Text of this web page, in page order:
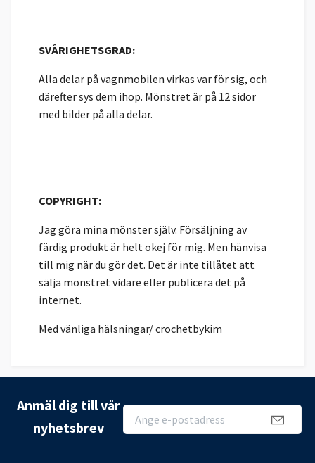
SVÅRIGHETSGRAD:
Alla delar på vagnmobilen virkas var för sig, och
därefter sys dem ihop. Mönstret är på 12 sidor
med bilder på alla delar.
COPYRIGHT:
Jag göra mina mönster själv. Försäljning av
färdig produkt är helt okej för mig. Men hänvisa
till mig när du gör det. Det är inte tillåtet att
sälja mönstret vidare eller publicera det på
internet.
Med vänliga hälsningar/ crochetbykim
Anmäl dig till vår
nyhetsbrev